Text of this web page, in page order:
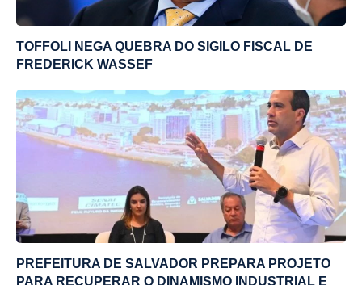
TOFFOLI NEGA QUEBRA DO SIGILO FISCAL DE
FREDERICK WASSEF
PREFEITURA DE SALVADOR PREPARA PROJETO
PARA RECUPERAR O DINAMISMO INDUSTRIAL E